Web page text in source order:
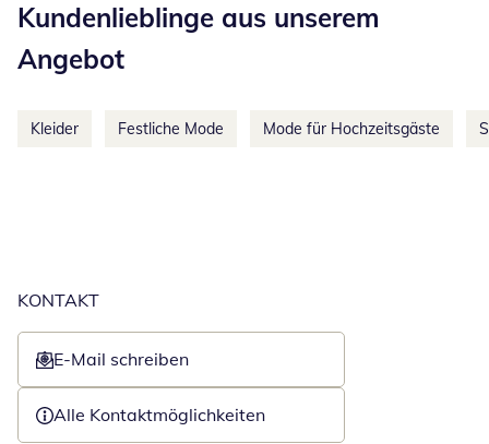
Kundenlieblinge aus unserem
Angebot
Kleider Festliche Mode Mode für Hochzeitsgäste
KONTAKT
E-Mail schreiben
Öffnet E-Mail-Client
Alle Kontaktmöglichkeiten